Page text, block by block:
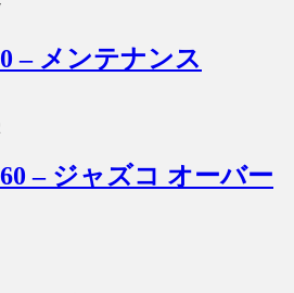
– メンテナンス
– ジャズコ オーバー